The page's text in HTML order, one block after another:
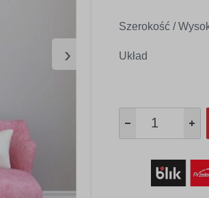
›
Szerokość /
Układ